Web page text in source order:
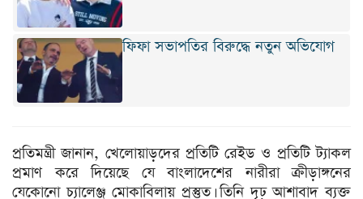
ফিফা সভাপতির বিরুদ্ধে নতুন অভিযোগ
প্রতিমন্ত্রী জানান, খেলোয়াড়দের প্রতিটি রেইড ও প্রতিটি ট্যাকল
প্রমাণ করে দিয়েছে যে বাংলাদেশের নারীরা ক্রীড়াঙ্গনের
যেকোনো চ্যালেঞ্জ মোকাবিলায় প্রস্তুত। তিনি দৃঢ় আশাবাদ ব্যক্ত